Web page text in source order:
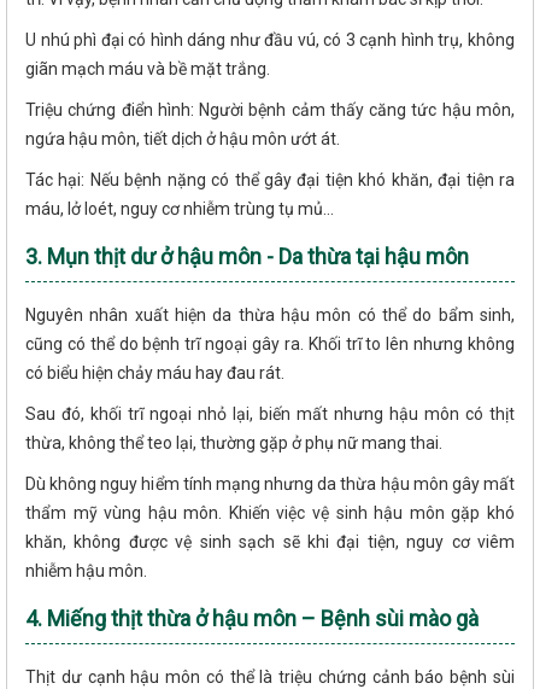
U nhú phì đại có hình dáng như đầu vú, có 3 cạnh hình trụ, không
giãn mạch máu và bề mặt trắng.
Triệu chứng điển hình: Người bệnh cảm thấy căng tức hậu môn,
ngứa hậu môn, tiết dịch ở hậu môn ướt át.
Tác hại: Nếu bệnh nặng có thể gây đại tiện khó khăn, đại tiện ra
máu, lở loét, nguy cơ nhiễm trùng tụ mủ...
3. Mụn thịt dư ở hậu môn - Da thừa tại hậu môn
Nguyên nhân xuất hiện da thừa hậu môn có thể do bẩm sinh,
cũng có thể do bệnh trĩ ngoại gây ra. Khối trĩ to lên nhưng không
có biểu hiện chảy máu hay đau rát.
Sau đó, khối trĩ ngoại nhỏ lại, biến mất nhưng hậu môn có thịt
thừa, không thể teo lại, thường gặp ở phụ nữ mang thai.
Dù không nguy hiểm tính mạng nhưng da thừa hậu môn gây mất
thẩm mỹ vùng hậu môn. Khiến việc vệ sinh hậu môn gặp khó
khăn, không được vệ sinh sạch sẽ khi đại tiện, nguy cơ viêm
nhiễm hậu môn.
4. Miếng thịt thừa ở hậu môn – Bệnh sùi mào gà
Thịt dư cạnh hậu môn có thể là triệu chứng cảnh báo bệnh sùi